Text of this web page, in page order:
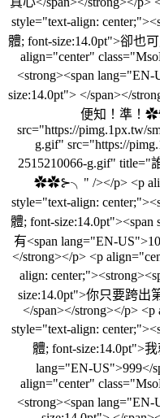
style="text-align:
體; font-size:14.0pt">卻也
align="center"
<strong><span
size:14.0pt"> </span></
便知！準！
src="https://pimg.1px.tw/
g.gif" src="https://
2515210066-g.gif" title="
✿✿⊱╮" /></p> <p
style="text-align:
體; font-
有<span lang="EN-
</strong></p> <p
align:
size:14.0pt">你只要跨出
</span></strong></p>
style="text-align:
體; font-size:14.0pt">
lang="EN-US">999</
align="center"
<strong><span